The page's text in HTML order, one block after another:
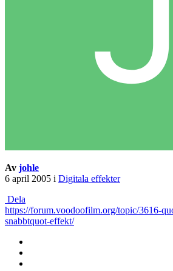
Av johle
6 april 2005 i Digitala effekter
Dela
https://forum.voodoofilm.org/topic/3616-
snabbtquot-effekt/